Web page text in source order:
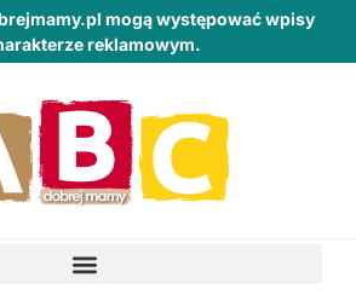
mogą występować wpisy
reklamowym.